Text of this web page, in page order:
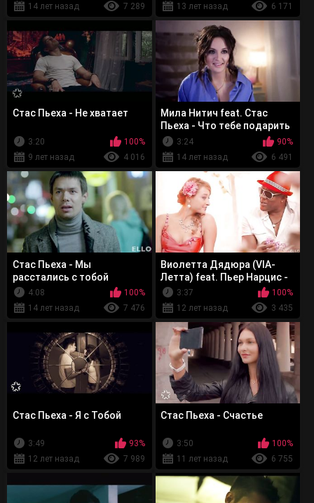
14 лет назад
7 289
13 лет назад
6 171
Стас Пьеха - Не хватает
3:20
100%
9 лет назад
4 016
Мила Нитич feat. Стас
Пьеха - Что тебе подарить
3:24
90%
14 лет назад
6 491
Стас Пьеха - Мы
расстались с тобой
4:08
100%
14 лет назад
7 476
Виолетта Дядюра (VIA-
Летта) feat. Пьер Нарцис -
Лето3:37
100%
12 лет назад
3 435
Стас Пьеха - Я с Тобой
3:49
93%
12 лет назад
7 989
Стас Пьеха - Счастье
3:50
100%
11 лет назад
6 755